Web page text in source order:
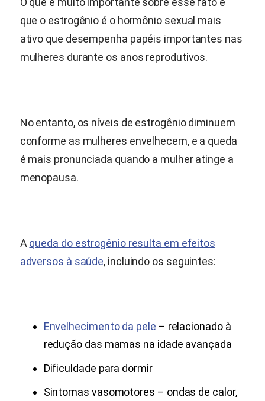
que o estrogênio é o hormônio sexual mais
ativo que desempenha papéis importantes nas
mulheres durante os anos reprodutivos.
No entanto, os níveis de estrogênio diminuem
conforme as mulheres envelhecem, e a queda
é mais pronunciada quando a mulher atinge a
menopausa.
A queda do estrogênio resulta em efeitos
adversos à saúde, incluindo os seguintes:
Envelhecimento da pele – relacionado à
redução das mamas na idade avançada
Dificuldade para dormir
Sintomas vasomotores – ondas de calor,